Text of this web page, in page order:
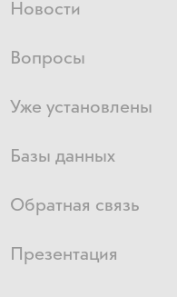
Новости
Вопросы
Уже установлены
Базы данных
Обратная связь
Презентация